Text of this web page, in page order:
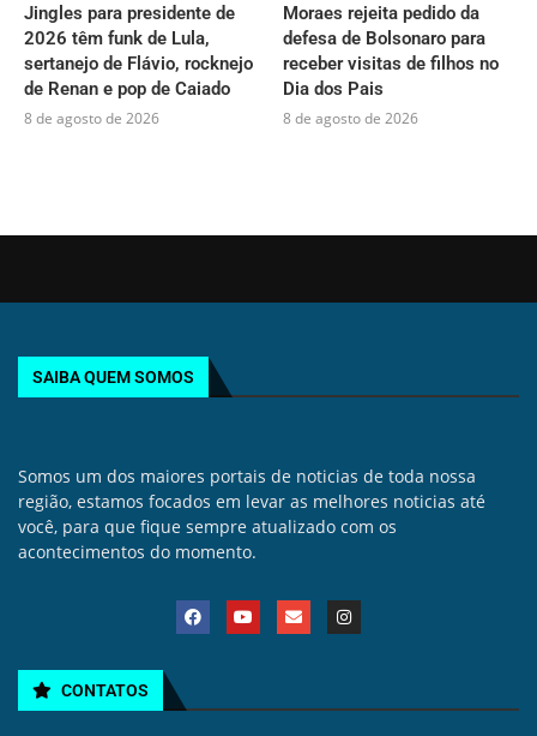
Jingles para presidente de
2026 têm funk de Lula,
sertanejo de Flávio, rocknejo
de Renan e pop de Caiado
8 de agosto de 2026
Moraes rejeita pedido da
defesa de Bolsonaro para
receber visitas de filhos no
Dia dos Pais
8 de agosto de 2026
SAIBA QUEM SOMOS
Somos um dos maiores portais de noticias de toda nossa
região, estamos focados em levar as melhores noticias até
você, para que fique sempre atualizado com os
acontecimentos do momento.
CONTATOS